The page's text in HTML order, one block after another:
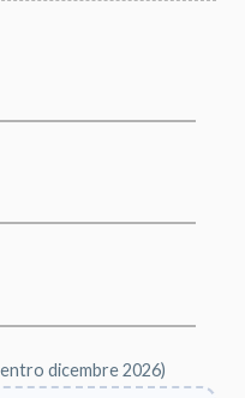
dicembre 2026)